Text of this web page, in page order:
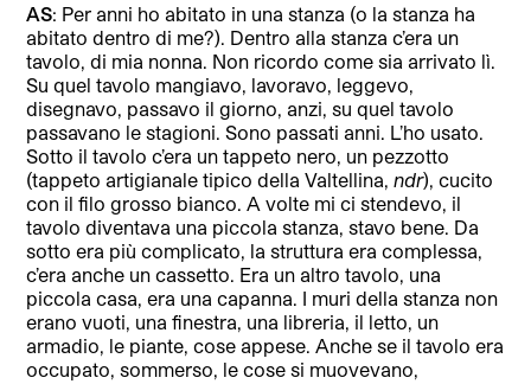
AS: Per anni ho abitato in una stanza (o la stanza ha
abitato dentro di me?). Dentro alla stanza c’era un
tavolo, di mia nonna. Non ricordo come sia arrivato lì.
Su quel tavolo mangiavo, lavoravo, leggevo,
disegnavo, passavo il giorno, anzi, su quel tavolo
passavano le stagioni. Sono passati anni. L’ho usato.
Sotto il tavolo c’era un tappeto nero, un pezzotto
(tappeto artigianale tipico della Valtellina,ndr), cucito
con il filo grosso bianco. A volte mi ci stendevo, il
tavolo diventava una piccola stanza, stavo bene. Da
sotto era più complicato, la struttura era complessa,
c’era anche un cassetto. Era un altro tavolo, una
piccola casa, era una capanna. I muri della stanza non
erano vuoti, una finestra, una libreria, il letto, un
armadio, le piante, cose appese. Anche se il tavolo era
occupato, sommerso, le cose si muovevano,